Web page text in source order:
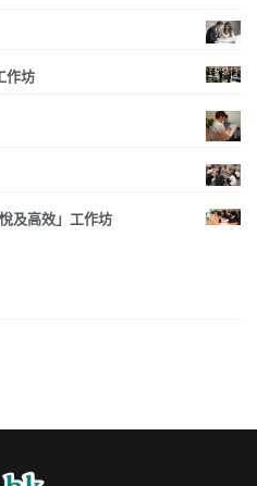
作坊
及高效」工作坊